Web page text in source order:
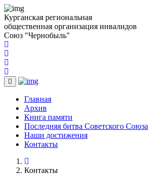
Курганская региональная
общественная организация инвалидов
Союз "Чернобыль"
Главная(current)
Архив
Книга памяти
Последняя битва Советского Союза
Наши достижения(current)
Контакты(current)
Контакты